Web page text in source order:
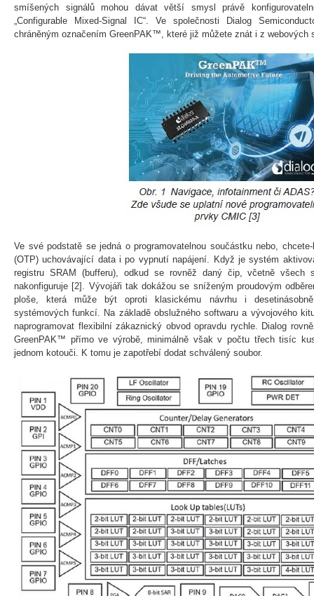
smíšených signálů mohou dávat větší smysl právě
„Configurable Mixed-Signal IC“. Ve společnosti Dialog
chráněným označením GreenPAK™, které již můžete znát i z webových
Ve své podstatě se jedná o programovatelnou součástku nebo,
(OTP) uchovávající data i po vypnutí napájení. Když je systém
registru SRAM (bufferu), odkud se rovněž daný čip, včetně všech
nakonfiguruje [2]. Vývojáři tak dokážou se sníženým proudovým
ploše, která může být oproti klasickému návrhu i
systémových funkcí. Na základě obslužného softwaru a vývojového
naprogramovat flexibilní zákaznický obvod opravdu rychle. Dialog
GreenPAK™ přímo ve výrobě, minimálně však v počtu třech tisíc
jednom kotouči. K tomu je zapotřebí dodat schválený soubor.